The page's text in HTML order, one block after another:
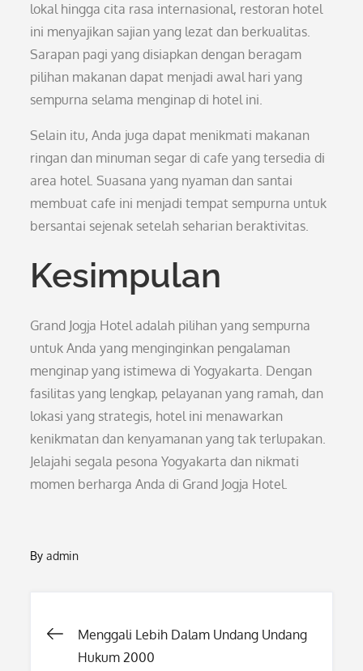
lokal hingga cita rasa internasional, restoran hotel
ini menyajikan sajian yang lezat dan berkualitas.
Sarapan pagi yang disiapkan dengan beragam
pilihan makanan dapat menjadi awal hari yang
sempurna selama menginap di hotel ini.
Selain itu, Anda juga dapat menikmati makanan
ringan dan minuman segar di cafe yang tersedia di
area hotel. Suasana yang nyaman dan santai
membuat cafe ini menjadi tempat sempurna untuk
bersantai sejenak setelah seharian beraktivitas.
Kesimpulan
Grand Jogja Hotel adalah pilihan yang sempurna
untuk Anda yang menginginkan pengalaman
menginap yang istimewa di Yogyakarta. Dengan
fasilitas yang lengkap, pelayanan yang ramah, dan
lokasi yang strategis, hotel ini menawarkan
kenikmatan dan kenyamanan yang tak terlupakan.
Jelajahi segala pesona Yogyakarta dan nikmati
momen berharga Anda di Grand Jogja Hotel.
Byadmin
Post
Menggali Lebih Dalam Undang Undang
Hukum 2000